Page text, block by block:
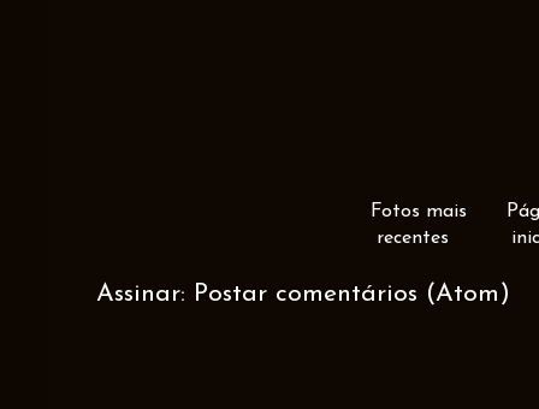
Fotos mais
recentes
Assinar: Postar comentários (Atom)